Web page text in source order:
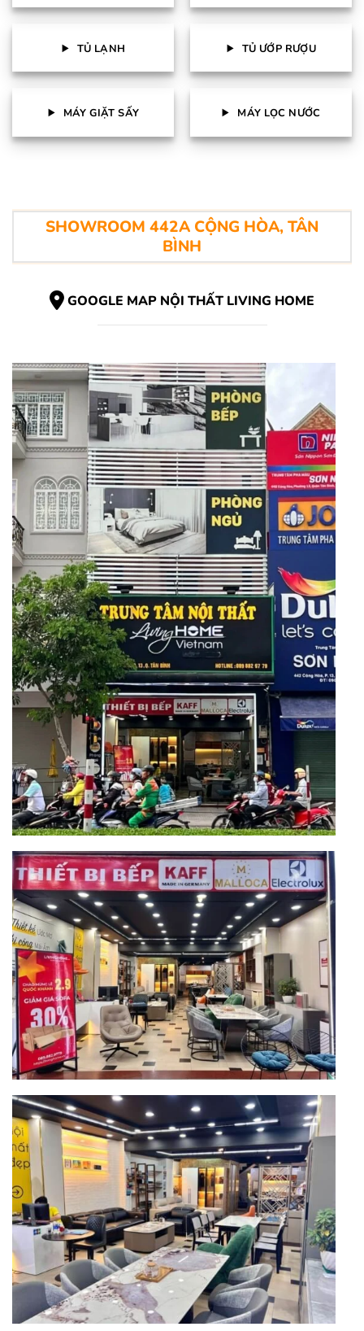
TỦ LẠNH TỦ ƯỚP RƯỢU
MÁY GIẶT SẤY MÁY LỌC NƯỚC
SHOWROOM 442A CỘNG HÒA, TÂN
BÌNH
GOOGLE MAP NỘI THẤT LIVING HOME